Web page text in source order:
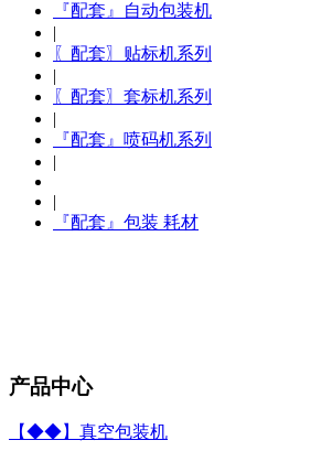
『配套』自动包装机
|
〖配套〗贴标机系列
|
〖配套〗套标机系列
|
『配套』喷码机系列
|
|
『配套』包装 耗材
产品中心
【◆◆】真空包装机